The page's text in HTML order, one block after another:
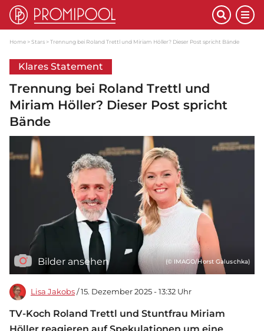
Home Stars Trennung bei Roland Trettl und Miriam Höller? Dieser Post spricht Bände
Klares Statement
Trennung bei Roland Trettl und
Miriam Höller? Dieser Post spricht
Bände
Bilder ansehen (© IMAGO/Horst Galuschka)
Lisa Jakobs / 15. Dezember 2025 - 13:32 Uhr
TV-Koch Roland Trettl und Stuntfrau Miriam